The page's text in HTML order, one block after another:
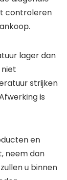
controleren
lager dan
strijken
is
en
neem dan
u binnen